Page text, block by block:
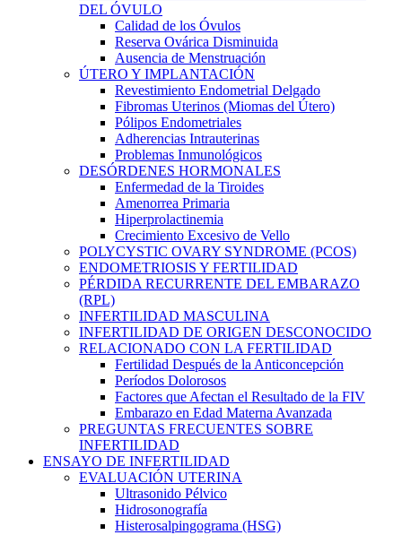
DEL ÓVULO
Calidad de los Óvulos
Reserva Ovárica Disminuida
Ausencia de Menstruación
ÚTERO Y IMPLANTACIÓN
Revestimiento Endometrial Delgado
Fibromas Uterinos (Miomas del Útero)
Pólipos Endometriales
Adherencias Intrauterinas
Problemas Inmunológicos
DESÓRDENES HORMONALES
Enfermedad de la Tiroides
Amenorrea Primaria
Hiperprolactinemia
Crecimiento Excesivo de Vello
POLYCYSTIC OVARY SYNDROME (PCOS)
ENDOMETRIOSIS Y FERTILIDAD
PÉRDIDA RECURRENTE DEL EMBARAZO
(RPL)
INFERTILIDAD MASCULINA
INFERTILIDAD DE ORIGEN DESCONOCIDO
RELACIONADO CON LA FERTILIDAD
Fertilidad Después de la Anticoncepción
Períodos Dolorosos
Factores que Afectan el Resultado de la FIV
Embarazo en Edad Materna Avanzada
PREGUNTAS FRECUENTES SOBRE
INFERTILIDAD
ENSAYO DE INFERTILIDAD
EVALUACIÓN UTERINA
Ultrasonido Pélvico
Hidrosonografía
Histerosalpingograma (HSG)